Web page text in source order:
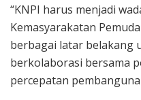
“KNPI harus menjadi
Kemasyarakatan
berbagai latar belakang
berkolaborasi bersama
percepatan